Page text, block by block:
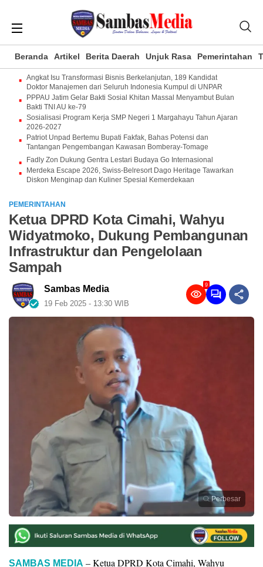
Beranda Artikel Berita Daerah Unjuk Rasa Pemerintahan
Angkat Isu Transformasi Bisnis Berkelanjutan, 189 Kandidat
Doktor Manajemen dari Seluruh Indonesia Kumpul di UNPAR
PPPAU Jatim Gelar Bakti Sosial Khitan Massal Menyambut Bulan
Bakti TNI AU ke-79
Sosialisasi Program Kerja SMP Negeri 1 Margahayu Tahun Ajaran
2026-2027
Patriot Unpad Bertemu Bupati Fakfak, Bahas Potensi dan
Tantangan Pengembangan Kawasan Bomberay-Tomage
Fadly Zon Dukung Gentra Lestari Budaya Go Internasional
Merdeka Escape 2026, Swiss-Belresort Dago Heritage Tawarkan
Diskon Menginap dan Kuliner Spesial Kemerdekaan
PEMERINTAHAN
Ketua DPRD Kota Cimahi, Wahyu
Widyatmoko, Dukung Pembangunan
Infrastruktur dan Pengelolaan
Sampah
Sambas Media
19 Feb 2025 - 13:30 WIB
9
Perbesar
SAMBAS MEDIA – Ketua DPRD Kota Cimahi, Wahyu